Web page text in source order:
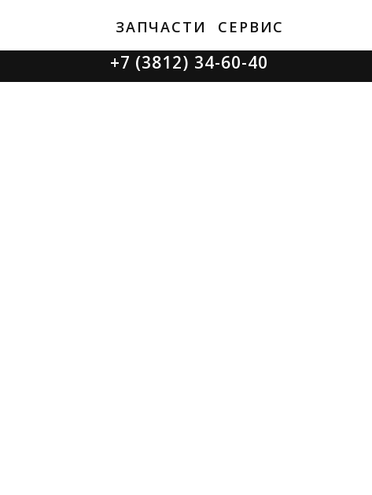
ЗАПЧАСТИ СЕРВИС
+7 (3812) 34-60-40